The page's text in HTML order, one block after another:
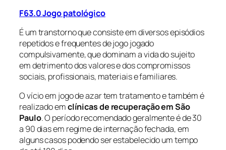
F63.0 Jogo patológico
É um transtorno que consiste em diversos episódios
repetidos e frequentes de jogo jogado
compulsivamente, que dominam a vida do sujeito
em detrimento dos valores e dos compromissos
sociais, profissionais, materiais e familiares.
O vício em jogo de azar tem tratamento e também é
realizado emclínicas de recuperação em São
Paulo. O período recomendado geralmente é de 30
a 90 dias em regime de internação fechada, em
alguns casos podendo ser estabelecido um tempo